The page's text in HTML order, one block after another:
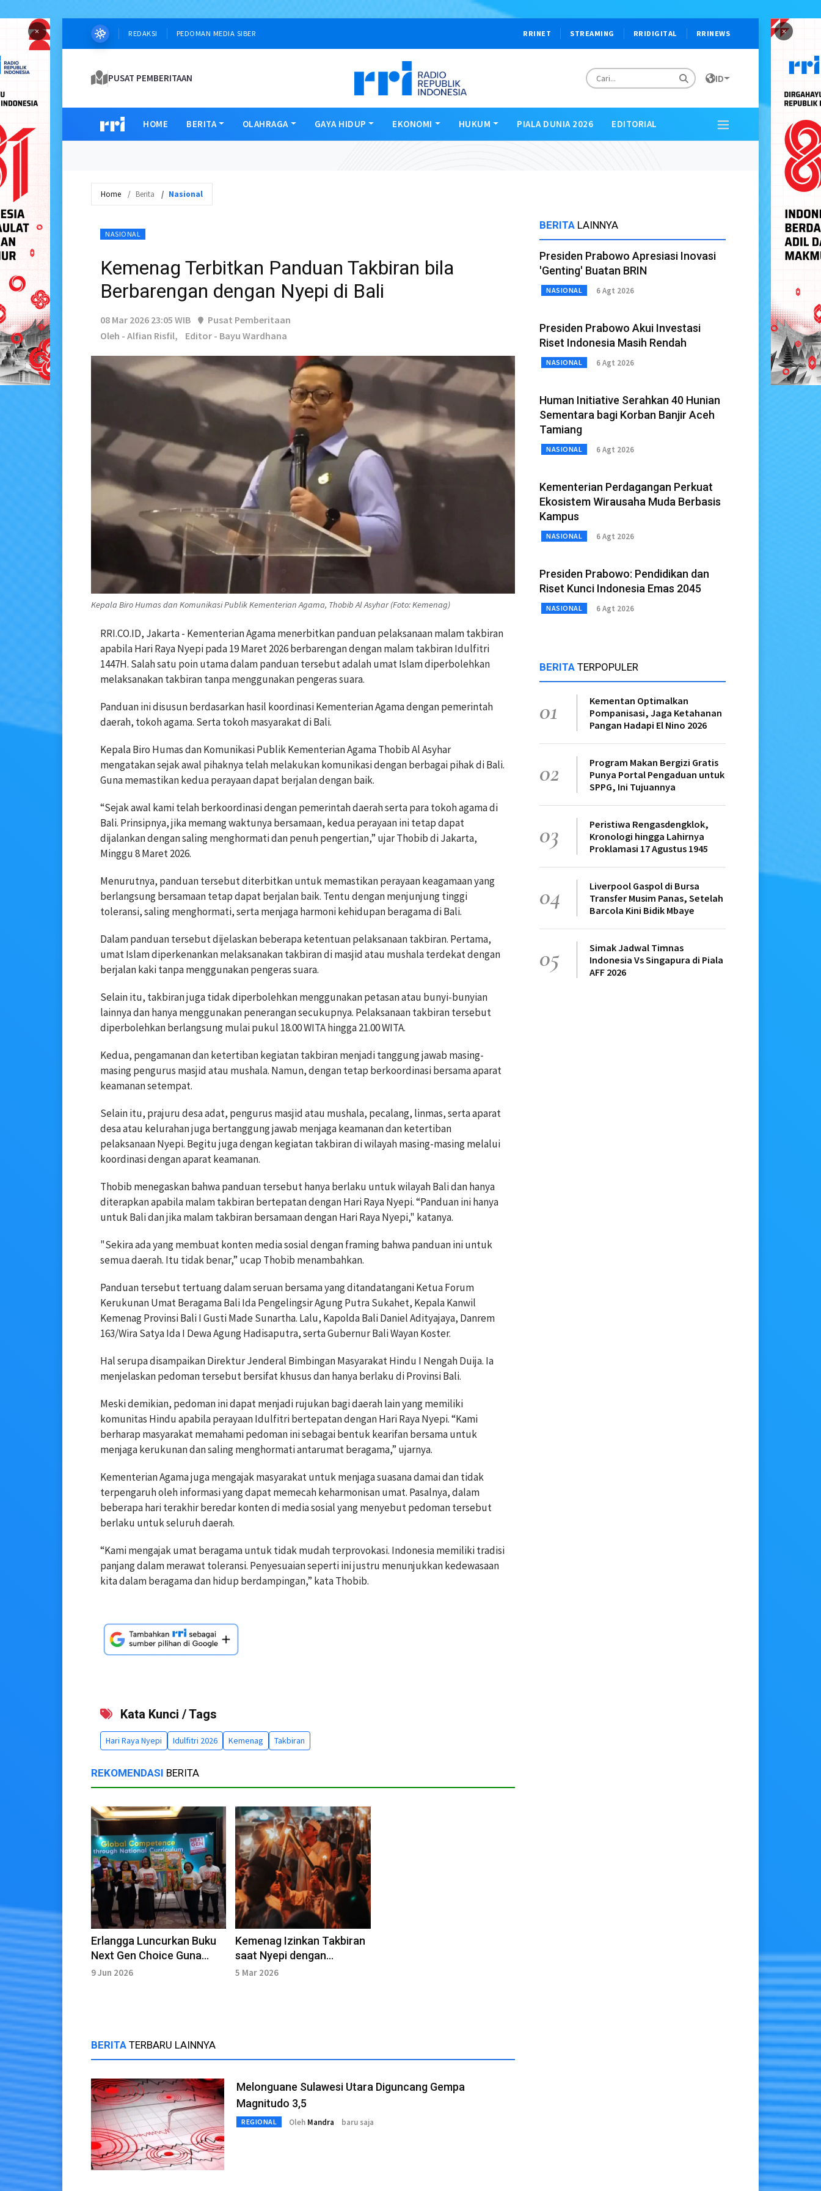
× ×
REDAKSI PEDOMAN MEDIA SIBER RRINET STREAMING RRIDIGITAL RRINEWS
PUSAT PEMBERITAAN ID
HOME BERITA OLAHRAGA GAYA HIDUP EKONOMI HUKUM PIALA DUNIA 2026 EDITORIAL
Home Berita Nasional
NASIONAL
Kemenag Terbitkan Panduan Takbiran bila
Berbarengan dengan Nyepi di Bali
08 Mar 2026 23:05 WIB
Pusat Pemberitaan
Oleh - Alfian Risfil,
Editor - Bayu Wardhana
Kepala Biro Humas dan Komunikasi Publik Kementerian Agama, Thobib Al Asyhar (Foto: Kemenag)
RRI.CO.ID, Jakarta - Kementerian Agama menerbitkan panduan pelaksanaan malam takbiran
apabila Hari Raya Nyepi pada 19 Maret 2026 berbarengan dengan malam takbiran Idulfitri
1447H. Salah satu poin utama dalam panduan tersebut adalah umat Islam diperbolehkan
melaksanakan takbiran tanpa menggunakan pengeras suara.
Panduan ini disusun berdasarkan hasil koordinasi Kementerian Agama dengan pemerintah
daerah, tokoh agama. Serta tokoh masyarakat di Bali.
Kepala Biro Humas dan Komunikasi Publik Kementerian Agama Thobib Al Asyhar
mengatakan sejak awal pihaknya telah melakukan komunikasi dengan berbagai pihak di Bali.
Guna memastikan kedua perayaan dapat berjalan dengan baik.
“Sejak awal kami telah berkoordinasi dengan pemerintah daerah serta para tokoh agama di
Bali. Prinsipnya, jika memang waktunya bersamaan, kedua perayaan ini tetap dapat
dijalankan dengan saling menghormati dan penuh pengertian,” ujar Thobib di Jakarta,
Minggu 8 Maret 2026.
Menurutnya, panduan tersebut diterbitkan untuk memastikan perayaan keagamaan yang
berlangsung bersamaan tetap dapat berjalan baik. Tentu dengan menjunjung tinggi
toleransi, saling menghormati, serta menjaga harmoni kehidupan beragama di Bali.
Dalam panduan tersebut dijelaskan beberapa ketentuan pelaksanaan takbiran. Pertama,
umat Islam diperkenankan melaksanakan takbiran di masjid atau mushala terdekat dengan
berjalan kaki tanpa menggunakan pengeras suara.
Selain itu, takbiran juga tidak diperbolehkan menggunakan petasan atau bunyi-bunyian
lainnya dan hanya menggunakan penerangan secukupnya. Pelaksanaan takbiran tersebut
diperbolehkan berlangsung mulai pukul 18.00 WITA hingga 21.00 WITA.
Kedua, pengamanan dan ketertiban kegiatan takbiran menjadi tanggung jawab masing-
masing pengurus masjid atau mushala. Namun, dengan tetap berkoordinasi bersama aparat
keamanan setempat.
Selain itu, prajuru desa adat, pengurus masjid atau mushala, pecalang, linmas, serta aparat
desa atau kelurahan juga bertanggung jawab menjaga keamanan dan ketertiban
pelaksanaan Nyepi. Begitu juga dengan kegiatan takbiran di wilayah masing-masing melalui
koordinasi dengan aparat keamanan.
Thobib menegaskan bahwa panduan tersebut hanya berlaku untuk wilayah Bali dan hanya
diterapkan apabila malam takbiran bertepatan dengan Hari Raya Nyepi. “Panduan ini hanya
untuk Bali dan jika malam takbiran bersamaan dengan Hari Raya Nyepi," katanya.
"Sekira ada yang membuat konten media sosial dengan framing bahwa panduan ini untuk
semua daerah. Itu tidak benar,” ucap Thobib menambahkan.
Panduan tersebut tertuang dalam seruan bersama yang ditandatangani Ketua Forum
Kerukunan Umat Beragama Bali Ida Pengelingsir Agung Putra Sukahet, Kepala Kanwil
Kemenag Provinsi Bali I Gusti Made Sunartha. Lalu, Kapolda Bali Daniel Adityajaya, Danrem
163/Wira Satya Ida I Dewa Agung Hadisaputra, serta Gubernur Bali Wayan Koster.
Hal serupa disampaikan Direktur Jenderal Bimbingan Masyarakat Hindu I Nengah Duija. Ia
menjelaskan pedoman tersebut bersifat khusus dan hanya berlaku di Provinsi Bali.
Meski demikian, pedoman ini dapat menjadi rujukan bagi daerah lain yang memiliki
komunitas Hindu apabila perayaan Idulfitri bertepatan dengan Hari Raya Nyepi. “Kami
berharap masyarakat memahami pedoman ini sebagai bentuk kearifan bersama untuk
menjaga kerukunan dan saling menghormati antarumat beragama,” ujarnya.
Kementerian Agama juga mengajak masyarakat untuk menjaga suasana damai dan tidak
terpengaruh oleh informasi yang dapat memecah keharmonisan umat. Pasalnya, dalam
beberapa hari terakhir beredar konten di media sosial yang menyebut pedoman tersebut
berlaku untuk seluruh daerah.
“Kami mengajak umat beragama untuk tidak mudah terprovokasi. Indonesia memiliki tradisi
panjang dalam merawat toleransi. Penyesuaian seperti ini justru menunjukkan kedewasaan
kita dalam beragama dan hidup berdampingan,” kata Thobib.
Kata Kunci / Tags
Hari Raya Nyepi Idulfitri 2026 Kemenag Takbiran
REKOMENDASI BERITA
Erlangga Luncurkan Buku
Next Gen Choice Guna
Saingi Standar Global
9 Jun 2026
Kemenag Izinkan Takbiran
saat Nyepi dengan
Pengaturan Waktu
5 Mar 2026
BERITA TERBARU LAINNYA
Melonguane Sulawesi Utara Diguncang Gempa
Magnitudo 3,5
REGIONAL Oleh Mandra baru saja
BERITA LAINNYA
Presiden Prabowo Apresiasi Inovasi
'Genting' Buatan BRIN
NASIONAL 6 Agt 2026
Presiden Prabowo Akui Investasi
Riset Indonesia Masih Rendah
NASIONAL 6 Agt 2026
Human Initiative Serahkan 40 Hunian
Sementara bagi Korban Banjir Aceh
Tamiang
NASIONAL 6 Agt 2026
Kementerian Perdagangan Perkuat
Ekosistem Wirausaha Muda Berbasis
Kampus
NASIONAL 6 Agt 2026
Presiden Prabowo: Pendidikan dan
Riset Kunci Indonesia Emas 2045
NASIONAL 6 Agt 2026
BERITA TERPOPULER
01
Kementan Optimalkan
Pompanisasi, Jaga Ketahanan
Pangan Hadapi El Nino 2026
02
Program Makan Bergizi Gratis
Punya Portal Pengaduan untuk
SPPG, Ini Tujuannya
03
Peristiwa Rengasdengklok,
Kronologi hingga Lahirnya
Proklamasi 17 Agustus 1945
04
Liverpool Gaspol di Bursa
Transfer Musim Panas, Setelah
Barcola Kini Bidik Mbaye
05
Simak Jadwal Timnas
Indonesia Vs Singapura di Piala
AFF 2026